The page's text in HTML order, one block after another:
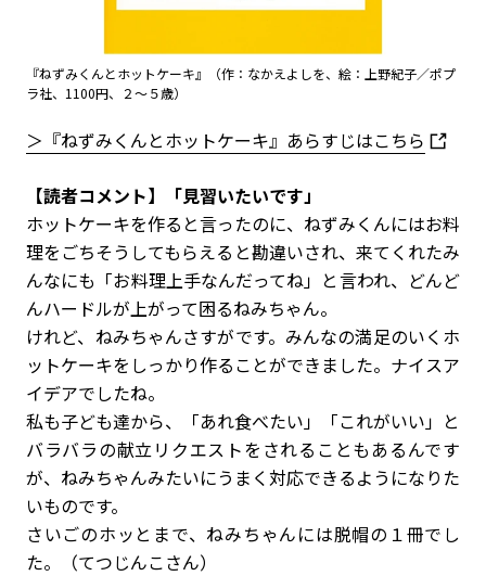
『ねずみくんとホットケーキ』（作：なかえよしを、絵：上野紀子／ポプ
ラ社、1100円、２〜５歳）
＞『ねずみくんとホットケーキ』あらすじはこちら
【読者コメント】「見習いたいです」
ホットケーキを作ると言ったのに、ねずみくんにはお料
理をごちそうしてもらえると勘違いされ、来てくれたみ
んなにも「お料理上手なんだってね」と言われ、どんど
んハードルが上がって困るねみちゃん。
けれど、ねみちゃんさすがです。みんなの満足のいくホ
ットケーキをしっかり作ることができました。ナイスア
イデアでしたね。
私も子ども達から、「あれ食べたい」「これがいい」と
バラバラの献立リクエストをされることもあるんです
が、ねみちゃんみたいにうまく対応できるようになりた
いものです。
さいごのホッとまで、ねみちゃんには脱帽の１冊でし
た。（てつじんこさん）